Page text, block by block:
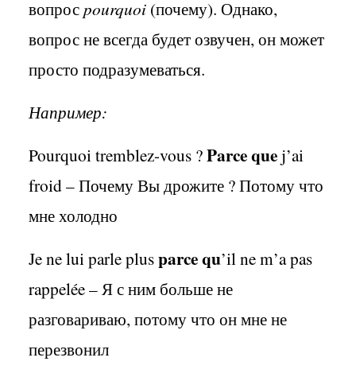
вопросpourquoi (почему). Однако,
вопрос не всегда будет озвучен, он может
просто подразумеваться.
Например:
Pourquoi tremblez-vous ?Parce quej’ai
froid – Почему Вы дрожите ? Потому что
мне холодно
Je ne lui parle plusparce qu’il ne m’a pas
rappelée – Я с ним больше не
разговариваю, потому что он мне не
перезвонил